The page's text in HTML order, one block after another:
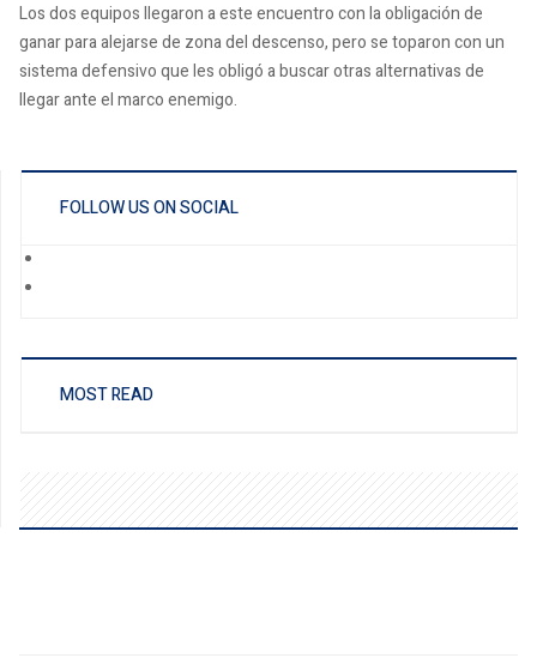
Los dos equipos llegaron a este encuentro con la obligación de
ganar para alejarse de zona del descenso, pero se toparon con un
sistema defensivo que les obligó a buscar otras alternativas de
llegar ante el marco enemigo.
FOLLOW US ON SOCIAL
MOST READ